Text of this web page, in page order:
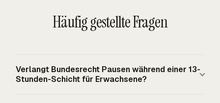
Häufig gestellte Fragen
Verlangt Bundesrecht Pausen während einer 13-
Stunden-Schicht für Erwachsene?